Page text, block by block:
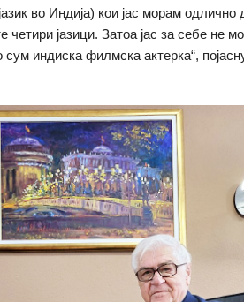
во Индија) кои јас морам одлично
јазици. Затоа јас за себе не
индиска филмска актерка“,